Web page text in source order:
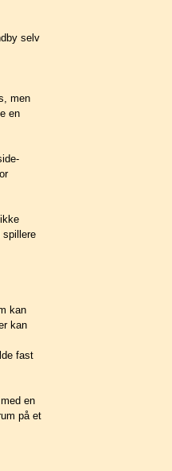
selv
men
en
kan
kan
fast
en
på et